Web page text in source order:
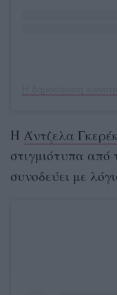
Η Άντζελα
στιγμιότυπα από
συνοδεύει με